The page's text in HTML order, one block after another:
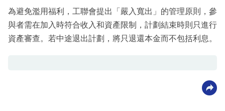
為避免濫用福利，工聯會提出「嚴入寬出」的管理原則，參
與者需在加入時符合收入和資產限制，計劃結束時則只進行
資產審查。若中途退出計劃，將只退還本金而不包括利息。